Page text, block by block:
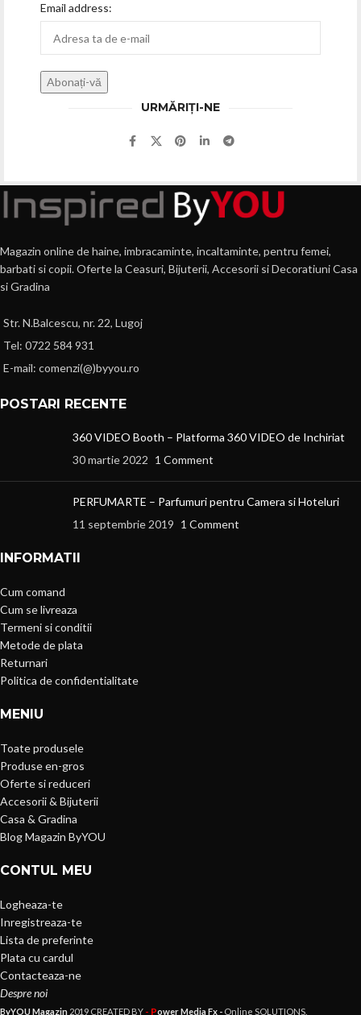
Email address:
URMĂRIȚI-NE
Magazin online de haine, imbracaminte, incaltaminte, pentru femei,
barbati si copii. Oferte la Ceasuri, Bijuterii, Accesorii si Decoratiuni Casa
si Gradina
Str. N.Balcescu, nr. 22, Lugoj
Tel: 0722 584 931
E-mail: comenzi(@)byyou.ro
POSTARI RECENTE
360 VIDEO Booth – Platforma 360 VIDEO de Inchiriat
30 martie 2022 1 Comment
PERFUMARTE – Parfumuri pentru Camera si Hoteluri
11 septembrie 2019 1 Comment
INFORMATII
Cum comand
Cum se livreaza
Termeni si conditii
Metode de plata
Returnari
Politica de confidentialitate
MENIU
Toate produsele
Produse en-gros
Oferte si reduceri
Accesorii & Bijuterii
Casa & Gradina
Blog Magazin ByYOU
CONTUL MEU
Logheaza-te
Inregistreaza-te
Lista de preferinte
Plata cu cardul
Contacteaza-ne
Despre noi
ByYOU Magazin 2019 CREATED BY - Power Media Fx - Online SOLUTIONS.